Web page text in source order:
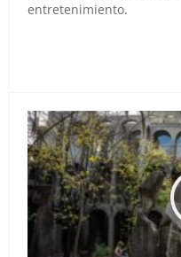
entretenimiento.